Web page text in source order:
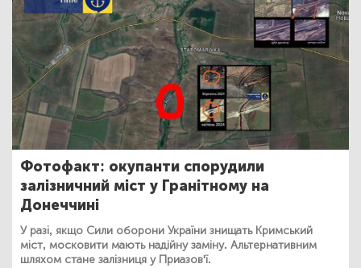
Фотофакт: окупанти спорудили
залізничний міст у Гранітному на
Донеччині
У разі, якщо Сили оборони України знищать Кримський
міст, московити мають надійну заміну. Альтернативним
шляхом стане залізниця у Приазов'ї.